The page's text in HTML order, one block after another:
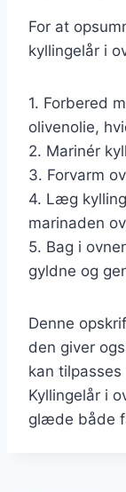
For at
kyllingelår i
1. Forbered
olivenolie,
2. Marinér
3. Forvarm
4. Læg
marinaden
5. Bag i
gyldne og
Denne
den giver
kan
Kyllingelår i
glæde både